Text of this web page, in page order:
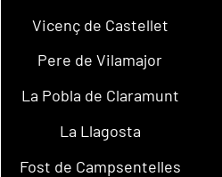
Vicenç de Castellet
Pere de Vilamajor
La Pobla de Claramunt
La Llagosta
Fost de Campsentelles